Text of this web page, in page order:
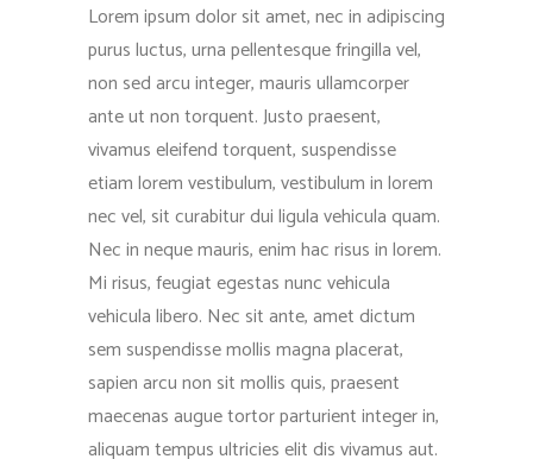
Lorem ipsum dolor sit amet, nec in adipiscing
purus luctus, urna pellentesque fringilla vel,
non sed arcu integer, mauris ullamcorper
ante ut non torquent. Justo praesent,
vivamus eleifend torquent, suspendisse
etiam lorem vestibulum, vestibulum in lorem
nec vel, sit curabitur dui ligula vehicula quam.
Nec in neque mauris, enim hac risus in lorem.
Mi risus, feugiat egestas nunc vehicula
vehicula libero. Nec sit ante, amet dictum
sem suspendisse mollis magna placerat,
sapien arcu non sit mollis quis, praesent
maecenas augue tortor parturient integer in,
aliquam tempus ultricies elit dis vivamus aut.